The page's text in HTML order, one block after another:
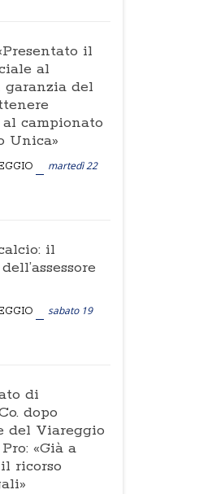
il
al
del
campionato
Unica»
martedì 22
il
sabato 19
di
dopo
del Viareggio
«Già a
ricorso